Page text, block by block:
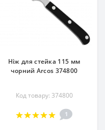
Ніж для стейка 115 мм
чорний Arcos 374800
Код товару: 374800
1